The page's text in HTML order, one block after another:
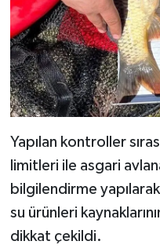
Yapılan kontroller
limitleri ile asgari
bilgilendirme
su ürünleri
dikkat çekildi.